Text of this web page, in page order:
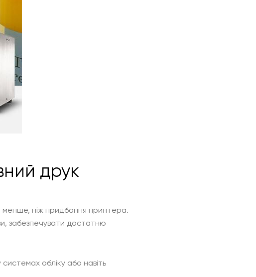
друк
менше, ніж придбання принтера.
забезпечувати достатню
обліку або навіть